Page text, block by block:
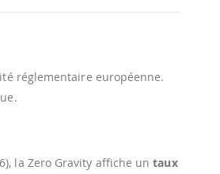
réglementaire européenne.
la Zero Gravity affiche untaux